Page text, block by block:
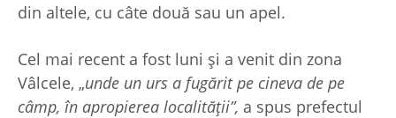
din altele, cu câte două sau un apel.
Cel mai recent a fost luni și a venit din zona
Vâlcele, „unde un urs a fugărit pe cineva de pe
câmp, în apropierea localității”, a spus prefectul